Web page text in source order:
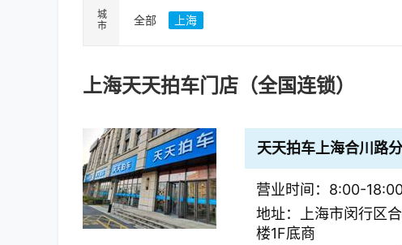
城市 全部 上海
上海天天拍车门店（全国连锁）
天天拍车上海合川路
营业时间：8:00-
地址：上海市闵行区
楼1F底商